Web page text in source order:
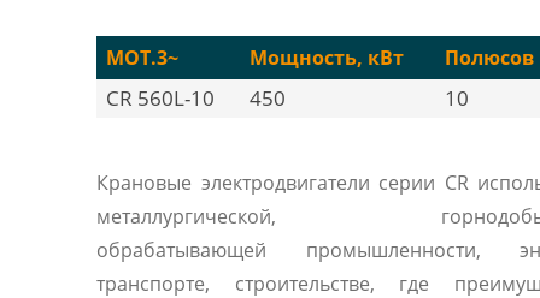
MOT.3~ Мощность, кВт Полюсов
CR 560L-10 450 10
Крановые электродвигатели серии CR
металлургической,
обрабатывающей промышленности,
транспорте, строительстве, где